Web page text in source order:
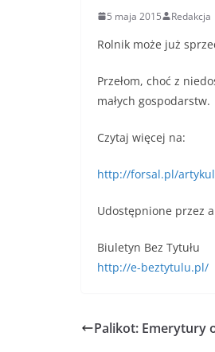
5 maja 2015 Redakcja
Rolnik może już
Przełom, choć z
małych gospodarstw.
Czytaj więcej na:
http://forsal.pl/
Udostępnione przez
Biuletyn Bez Tytułu
http://e-beztytulu.pl/
Palikot: Emerytury